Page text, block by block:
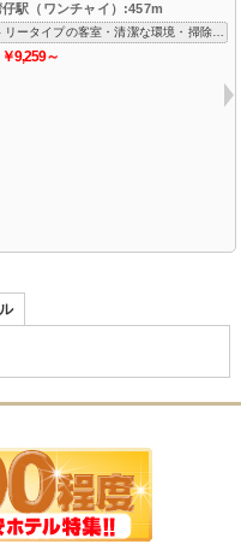
駅（ワンチャイ）:457m
￥9,259～